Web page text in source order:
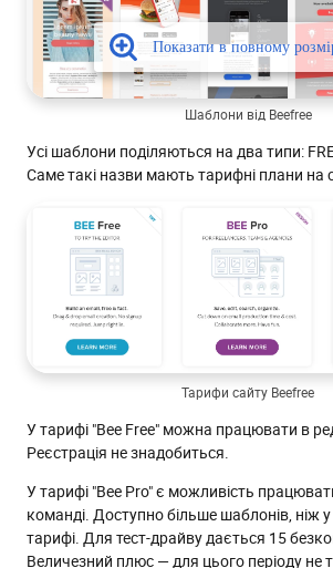
Шаблони від Beefree
Усі шаблони поділяються на два типи:
Саме такі назви мають тарифні плани на
Тарифи сайту Beefree
У тарифі "Bee Free" можна працювати в
Реєстрація не знадобиться.
У тарифі "Bee Pro" є можливість
команді. Доступно більше шаблонів, ніж
тарифі. Для тест-драйву дається 15
Величезний плюс — для цього періоду не